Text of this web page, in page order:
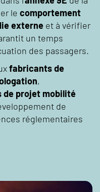
le comportement
externe et à vérifier
un temps
des passagers.
fabricants de
,
de projet mobilité
de
réglementaires